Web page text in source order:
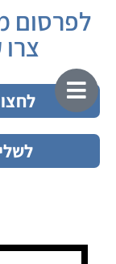
לפרסום
לחצו